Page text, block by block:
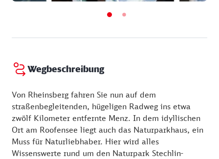
Wegbeschreibung
Von Rheinsberg fahren Sie nun auf dem
straßenbegleitenden, hügeligen Radweg ins etwa
zwölf Kilometer entfernte Menz. In dem idyllischen
Ort am Roofensee liegt auch das Naturparkhaus, ein
Muss für Naturliebhaber. Hier wird alles
Wissenswerte rund um den Naturpark Stechlin-